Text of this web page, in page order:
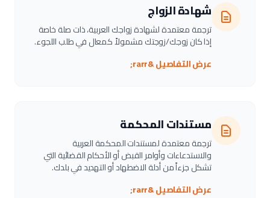
شهادة الزواج
ترجمة معتمدة لشهادة زواجك العربية، ذات صلة خاصة
إذا كان زوجك/زوجتك مشمولاً كمعال في طلب اللجوء.
عرض التفاصيل &rarr;
مستندات المحكمة
ترجمة معتمدة لمستندات المحكمة العربية
والاستدعاءات وأوامر القبض أو الأحكام القضائية التي
تشكل جزءاً من أدلة الاضطهاد أو التهديد في بلدك.
عرض التفاصيل &rarr;